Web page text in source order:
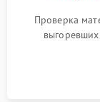
Проверка
всасывания.